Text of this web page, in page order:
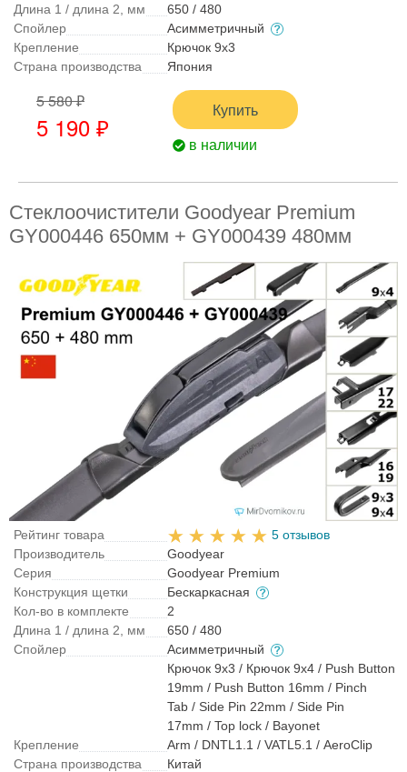
Длина 1 / длина 2, мм
650 / 480
Спойлер
Асимметричный
Крепление
Крючок 9x3
Страна производства
Япония
5 580 ₽
5 190 ₽
Купить
в наличии
Стеклоочистители Goodyear Premium
GY000446 650мм + GY000439 480мм
Рейтинг товара
5 отзывов
Производитель
Goodyear
Серия
Goodyear Premium
Конструкция щетки
Бескаркасная
Кол-во в комплекте
2
Длина 1 / длина 2, мм
650 / 480
Спойлер
Асимметричный
Крепление
Крючок 9x3 / Крючок 9x4 / Push Button
19mm / Push Button 16mm / Pinch
Tab / Side Pin 22mm / Side Pin
17mm / Top lock / Bayonet
Arm / DNTL1.1 / VATL5.1 / AeroClip
Страна производства
Китай